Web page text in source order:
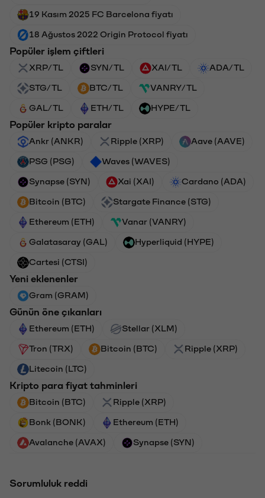
19 Kasım 2025 FC Barcelona fiyatı
18 Ağustos 2022 Origin Protocol fiyatı
Popüler işlem çiftleri
XRP/TL SYN/TL XAI/TL ADA/TL
STG/TL BTC/TL VANRY/TL
GAL/TL ETH/TL HYPE/TL
Popüler kripto paralar
Ankr (ANKR) Ripple (XRP) Aave (AAVE)
PSG (PSG) Waves (WAVES)
Synapse (SYN) Xai (XAI) Cardano (ADA)
Bitcoin (BTC) Stargate Finance (STG)
Ethereum (ETH) Vanar (VANRY)
Galatasaray (GAL) Hyperliquid (HYPE)
Cartesi (CTSI)
Yeni eklenenler
Gram (GRAM)
Günün öne çıkanları
Ethereum (ETH) Stellar (XLM)
Tron (TRX) Bitcoin (BTC) Ripple (XRP)
Litecoin (LTC)
Kripto para fiyat tahminleri
Bitcoin (BTC) Ripple (XRP)
Bonk (BONK) Ethereum (ETH)
Avalanche (AVAX) Synapse (SYN)
Sorumluluk reddi